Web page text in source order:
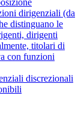
dirigenziali (da
distinguano le
dirigenti
titolari di
con funzioni
discrezionali